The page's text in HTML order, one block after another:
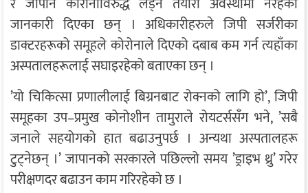
जानकारी दिएका छन् । अधिकारीहरुले जिपी सर्जरीका
डाक्टरहरूको समूहले कोरोनाले दिएको दबाब कम गर्न त्यहाँका
अस्पतालहरूलाई सघाइरहेको बताएका छन् ।
’यो चिकित्सा प्रणालीलाई बिग्रनबाट रोक्नको लागि हो’, जिपी
समूहका उप–प्रमुख कोनोशीन तामुराले रोयटर्ससँग भने, ’सबै
जनाले सहयोगको हात बढाउनुपर्छ । अन्यथा अस्पतालहरू
टुट्नेछन् ।’ जापानको सरकारले पछिल्लो समय ’ड्राइभ थ्रु’ गरेर
परीक्षणदर बढाउन काम गरिरहेको छ ।